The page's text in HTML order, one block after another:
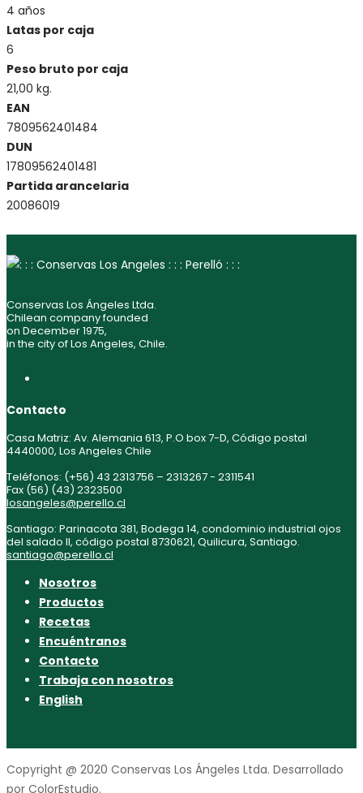
4 años
Latas por caja
6
Peso bruto por caja
21,00 kg.
EAN
7809562401484
DUN
17809562401481
Partida arancelaria
20086019
Conservas Los Ángeles Ltda.
Chilean company founded
on December 1975,
in the city of Los Angeles, Chile.
Contacto
Casa Matriz: Av. Alemania 613, P.O box 7-D, Código postal
4440000, Los Angeles Chile
Teléfonos: (+56) 43 2313756 – 2313267 - 2311541
Fax (56) (43) 2323500
losangeles@perello.cl
Santiago: Parinacota 381, Bodega 14, condominio industrial ojos
del salado II, código postal 8730621, Quilicura, Santiago.
santiago@perello.cl
Nosotros
Productos
Recetas
Encuéntranos
Contacto
Trabaja con nosotros
English
Copyright @ 2020 Conservas Los Ángeles Ltda. Desarrollado
por ColorEstudio.